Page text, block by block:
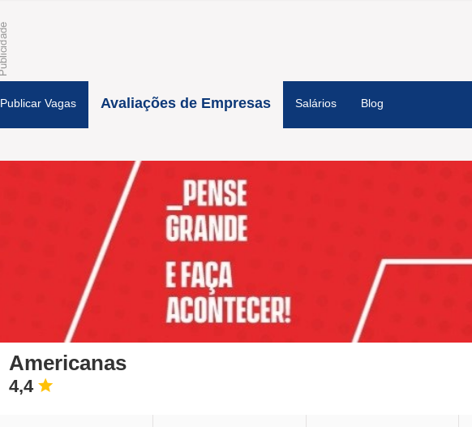
Publicar Vagas Avaliações de Empresas Salários Blog
Americanas
4,4